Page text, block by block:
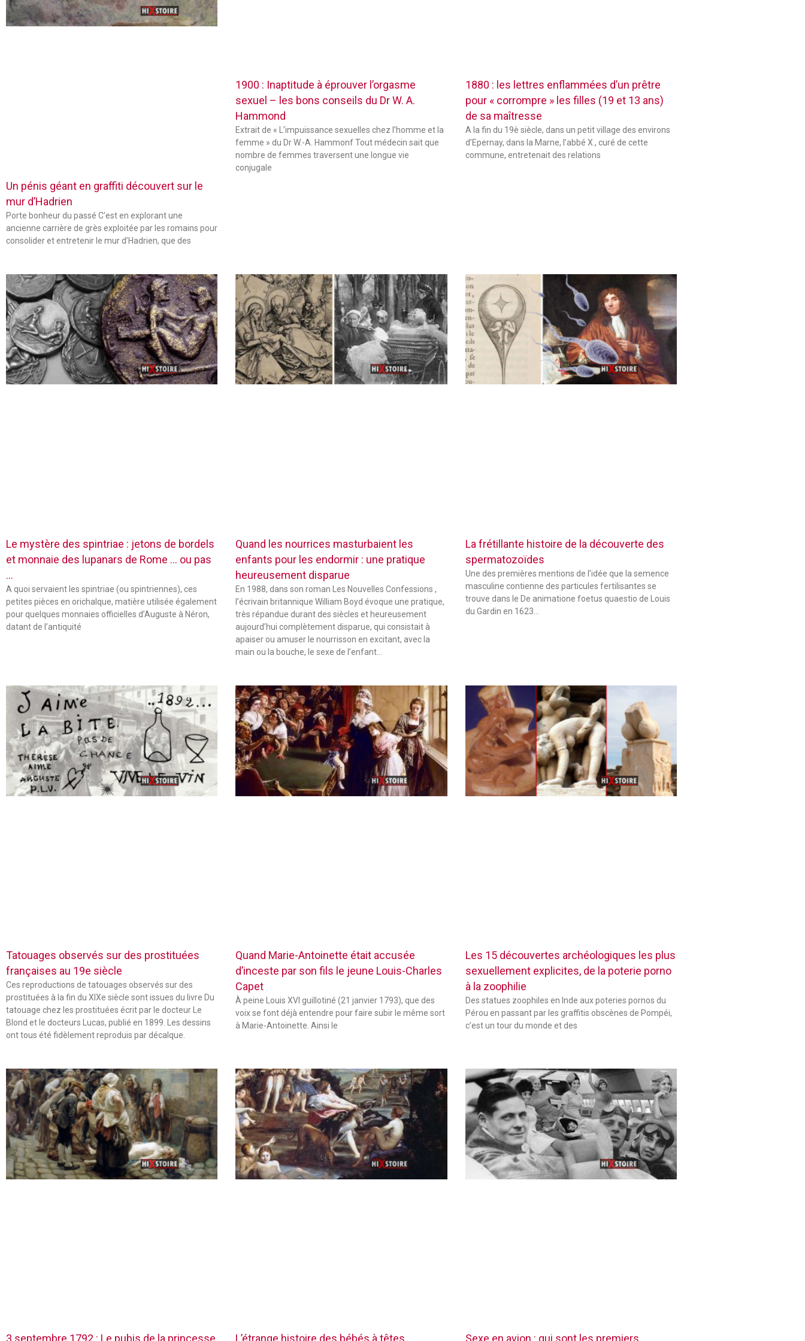
Un pénis géant en graffiti découvert sur le
mur d’Hadrien
Porte bonheur du passé C’est en explorant une
ancienne carrière de grès exploitée par les romains pour
consolider et entretenir le mur d’Hadrien, que des
1900 : Inaptitude à éprouver l’orgasme
sexuel – les bons conseils du Dr W. A.
Hammond
Extrait de « L’impuissance sexuelles chez l’homme et la
femme » du Dr W.-A. Hammonf Tout médecin sait que
nombre de femmes traversent une longue vie
conjugale
1880 : les lettres enflammées d’un prêtre
pour « corrompre » les filles (19 et 13 ans)
de sa maîtresse
A la fin du 19è siècle, dans un petit village des environs
d’Epernay, dans la Marne, l’abbé X., curé de cette
commune, entretenait des relations
Le mystère des spintriae : jetons de bordels
et monnaie des lupanars de Rome … ou pas
…
A quoi servaient les spintriae (ou spintriennes), ces
petites pièces en orichalque, matière utilisée également
pour quelques monnaies officielles d’Auguste à Néron,
datant de l’antiquité
Quand les nourrices masturbaient les
enfants pour les endormir : une pratique
heureusement disparue
En 1988, dans son roman Les Nouvelles Confessions ,
l’écrivain britannique William Boyd évoque une pratique,
très répandue durant des siècles et heureusement
aujourd’hui complètement disparue, qui consistait à
apaiser ou amuser le nourrisson en excitant, avec la
main ou la bouche, le sexe de l’enfant…
La frétillante histoire de la découverte des
spermatozoïdes
Une des premières mentions de l’idée que la semence
masculine contienne des particules fertilisantes se
trouve dans le De animatione foetus quaestio de Louis
du Gardin en 1623…
Tatouages observés sur des prostituées
françaises au 19e siècle
Ces reproductions de tatouages observés sur des
prostituées à la fin du XIXe siècle sont issues du livre Du
tatouage chez les prostituées écrit par le docteur Le
Blond et le docteurs Lucas, publié en 1899. Les dessins
ont tous été fidèlement reproduis par décalque.
Quand Marie-Antoinette était accusée
d’inceste par son fils le jeune Louis-Charles
Capet
À peine Louis XVI guillotiné (21 janvier 1793), que des
voix se font déjà entendre pour faire subir le même sort
à Marie-Antoinette. Ainsi le
Les 15 découvertes archéologiques les plus
sexuellement explicites, de la poterie porno
à la zoophilie
Des statues zoophiles en Inde aux poteries pornos du
Pérou en passant par les graffitis obscènes de Pompéi,
c’est un tour du monde et des
3 septembre 1792 : Le pubis de la princesse L’étrange histoire des bébés à têtes Sexe en avion : qui sont les premiers